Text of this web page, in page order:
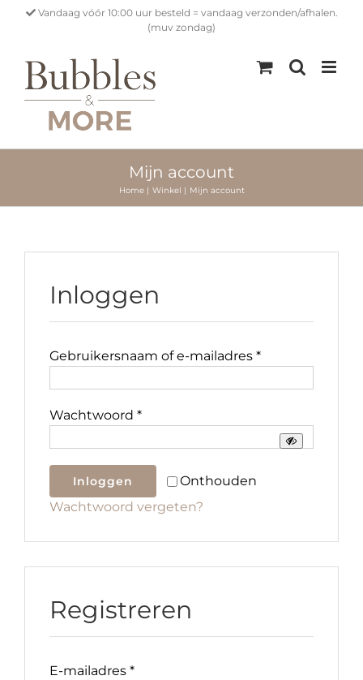
Vandaag vóór 10:00 uur besteld = vandaag verzonden/afhalen.
(muv zondag)
Mijn account
Home Winkel Mijn account
Inloggen
Gebruikersnaam of e-mailadres *Verplicht
Wachtwoord *Verplicht
Onthouden
Inloggen
Wachtwoord vergeten?
Registreren
E-mailadres *Verplicht